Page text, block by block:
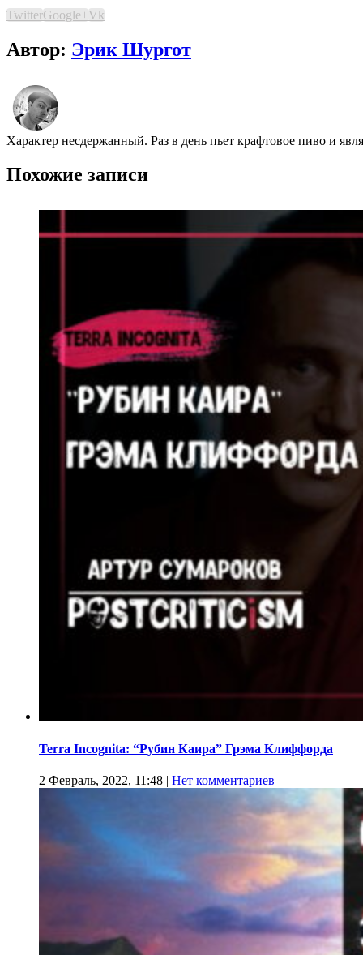
TwitterGoogle+Vk
Автор: Эрик Шургот
Характер несдержанный. Раз в день пьет крафтовое пиво и
Похожие записи
Terra Incognita: “Рубин Каира” Грэма Клиффорда
2 Февраль, 2022, 11:48 | Нет комментариев